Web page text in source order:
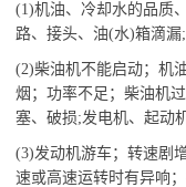
(1)机油、冷却水的品质
路、接头、油(水)箱滴漏
(2)柴油机不能启动；机
烟；功率不足；柴油机
塞、破损;发电机、起动
(3)发动机游车；转速剧
速或高速运转时有异响